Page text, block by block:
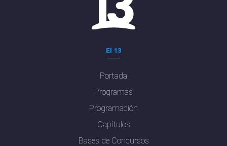
El 13
Portada
Programas
Programación
Capítulos
Bases de Concursos